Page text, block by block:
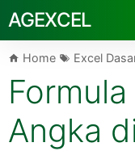
AG EXCEL
Home Excel
Angka